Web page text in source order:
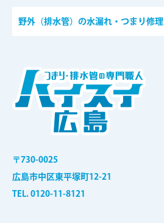
野外（排水管）の水漏れ・つまり修理
〒730-0025
広島市中区東平塚町12-21
TEL. 0120-11-8121